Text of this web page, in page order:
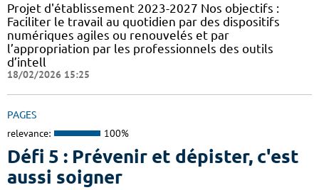
Projet d'établissement 2023-2027 Nos objectifs :
Faciliter le travail au quotidien par des dispositifs
numériques agiles ou renouvelés et par
l’appropriation par les professionnels des outils
d’intell
18/02/2026 15:25
PAGES
relevance: 100%
Défi 5 : Prévenir et dépister, c'est
aussi soigner